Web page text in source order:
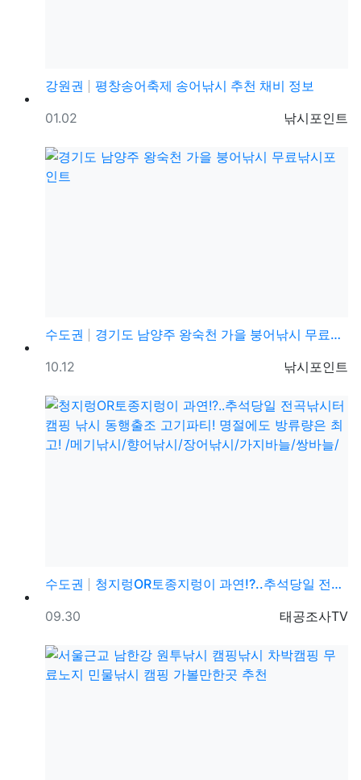
강원권
평창송어축제 송어낚시 추천 채비 정보
등록자
낚시포인트
등록일
01.02
수도권
경기도 남양주 왕숙천 가을 붕어낚시 무료낚시포인트
등록자
낚시포인트
등록일
10.12
수도권
청지렁OR토종지렁이 과연!?..추석당일 전곡낚시터 캠핑…
등록자
태공조사TV
등록일
09.30